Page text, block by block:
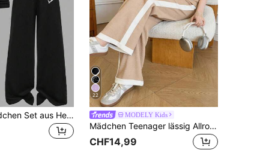
Teenager Mädchen Set aus Herz-Muster Rundhals Kurzarm T-Shirt und Hose, Casual
22
MODELY Kids
Mädchen Teenager lässig Allround Vielseitig Alltags- & Urlaubsoutfit Schwarz-Weiß Kontrastbesatz ärmelloses Rundhals T-Shirt + Weite Webhose Set
CHF14,99